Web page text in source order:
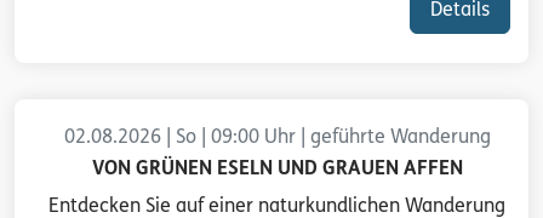
Details
02.08.2026 | So | 09:00 Uhr | geführte Wanderung
VON GRÜNEN ESELN UND GRAUEN AFFEN
Entdecken Sie auf einer naturkundlichen Wanderung